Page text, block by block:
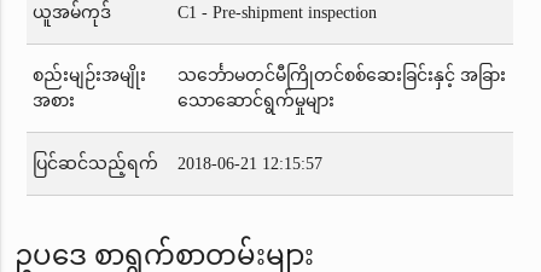
ယူအမ်ကုဒ် C1 - Pre-shipment inspection
စည်းမျဉ်းအမျိုး
အစား
သင်္ဘောမတင်မီကြိုတင်စစ်ဆေးခြင်းနှင့် အခြား
သောဆောင်ရွက်မှုများ
ပြင်ဆင်သည့်ရက် 2018-06-21 12:15:57
ဥပဒေ စာရွက်စာတမ်းများ